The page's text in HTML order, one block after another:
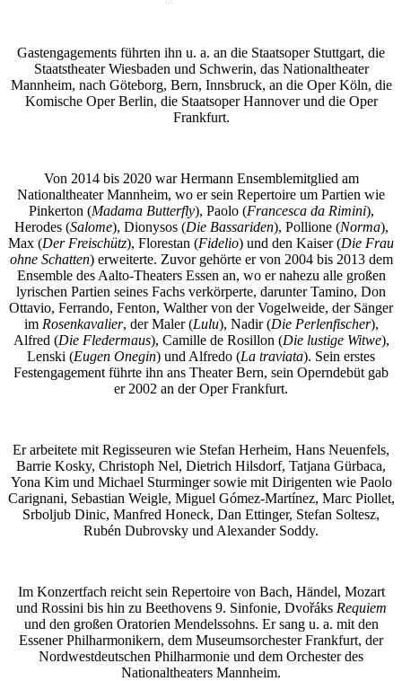
Gastengagements führten ihn u. a. an die Staatsoper Stuttgart, die
Staatstheater Wiesbaden und Schwerin, das Nationaltheater
Mannheim, nach Göteborg, Bern, Innsbruck, an die Oper Köln, die
Komische Oper Berlin, die Staatsoper Hannover und die Oper
Frankfurt.
Von 2014 bis 2020 war Hermann Ensemblemitglied am
Nationaltheater Mannheim, wo er sein Repertoire um Partien wie
Pinkerton (Madama Butterfly), Paolo (Francesca da Rimini),
Herodes (Salome), Dionysos (Die Bassariden), Pollione (Norma),
Max (Der Freischütz), Florestan (Fidelio) und den Kaiser (Die Frau
ohne Schatten) erweiterte. Zuvor gehörte er von 2004 bis 2013 dem
Ensemble des Aalto-Theaters Essen an, wo er nahezu alle großen
lyrischen Partien seines Fachs verkörperte, darunter Tamino, Don
Ottavio, Ferrando, Fenton, Walther von der Vogelweide, der Sänger
im Rosenkavalier, der Maler (Lulu), Nadir (Die Perlenfischer),
Alfred (Die Fledermaus), Camille de Rosillon (Die lustige Witwe),
Lenski (Eugen Onegin) und Alfredo (La traviata). Sein erstes
Festengagement führte ihn ans Theater Bern, sein Operndebüt gab
er 2002 an der Oper Frankfurt.
Er arbeitete mit Regisseuren wie Stefan Herheim, Hans Neuenfels,
Barrie Kosky, Christoph Nel, Dietrich Hilsdorf, Tatjana Gürbaca,
Yona Kim und Michael Sturminger sowie mit Dirigenten wie Paolo
Carignani, Sebastian Weigle, Miguel Gómez-Martínez, Marc Piollet,
Srboljub Dinic, Manfred Honeck, Dan Ettinger, Stefan Soltesz,
Rubén Dubrovsky und Alexander Soddy.
Im Konzertfach reicht sein Repertoire von Bach, Händel, Mozart
und Rossini bis hin zu Beethovens 9. Sinfonie, Dvořáks Requiem
und den großen Oratorien Mendelssohns. Er sang u. a. mit den
Essener Philharmonikern, dem Museumsorchester Frankfurt, der
Nordwestdeutschen Philharmonie und dem Orchester des
Nationaltheaters Mannheim.